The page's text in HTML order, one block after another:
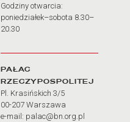
Godziny otwarcia:
poniedziałek–sobota 8.30–
20.30
PAŁAC
RZECZYPOSPOLITEJ
Pl. Krasińskich 3/5
00-207 Warszawa
e-mail: palac@bn.org.pl